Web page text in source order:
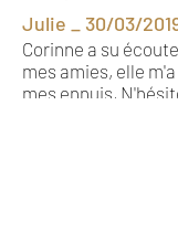
Julie _ 30/03/
Corinne a su
mes amies, elle
mes ennuis,